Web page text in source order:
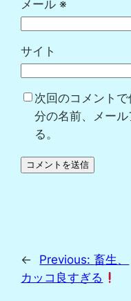
メール ※
サイト
次回のコメント
分の名前、メー
る。
← Previous:畜生、
カッコ良すぎる